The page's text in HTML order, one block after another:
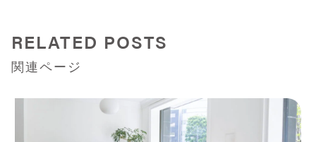
RELATED POSTS
関連ページ